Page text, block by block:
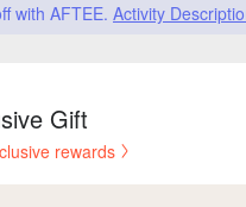
with AFTEE. Activity
Gift
rewards